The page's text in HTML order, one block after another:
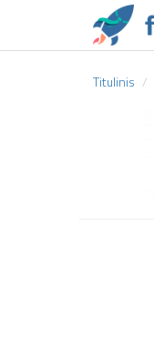
Titulinis